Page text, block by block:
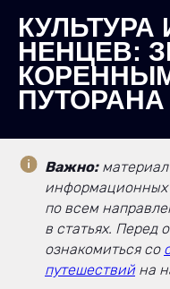
КУЛЬТУРА
НЕНЦЕВ:
ПУТОРАНА
Важно:материал
информационных
по всем
в статьях. Перед
ознакомиться со
путешествийна